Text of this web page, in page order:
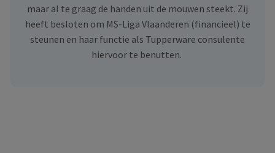
maar al te graag de handen uit de mouwen steekt. Zij
heeft besloten om MS-Liga Vlaanderen (financieel) te
steunen en haar functie als Tupperware consulente
hiervoor te benutten.